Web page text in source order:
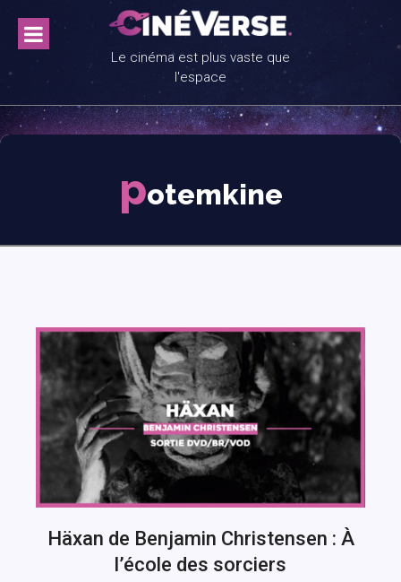
content
Le cinéma est plus vaste que
l'espace
potemkine
Häxan de Benjamin Christensen : À
l’école des sorciers